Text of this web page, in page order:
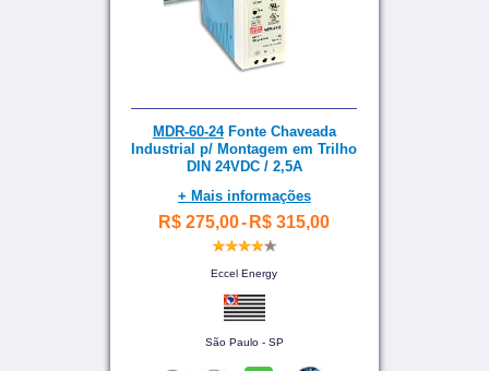
MDR-60-24Fonte Chaveada
Industrial p/ Montagem em Trilho
DIN 24VDC / 2,5A
+ Mais informações
R$ 275,00- R$ 315,00
Eccel Energy
São Paulo - SP